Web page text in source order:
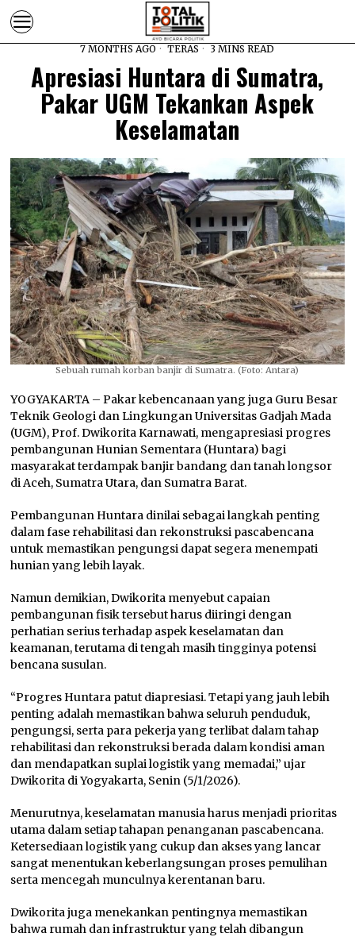
7 MONTHS AGO TERAS 3 MINS READ
Apresiasi Huntara di Sumatra,
Pakar UGM Tekankan Aspek
Keselamatan
Sebuah rumah korban banjir di Sumatra. (Foto: Antara)
YOGYAKARTA – Pakar kebencanaan yang juga Guru Besar
Teknik Geologi dan Lingkungan Universitas Gadjah Mada
(UGM), Prof. Dwikorita Karnawati, mengapresiasi progres
pembangunan Hunian Sementara (Huntara) bagi
masyarakat terdampak banjir bandang dan tanah longsor
di Aceh, Sumatra Utara, dan Sumatra Barat.
Pembangunan Huntara dinilai sebagai langkah penting
dalam fase rehabilitasi dan rekonstruksi pascabencana
untuk memastikan pengungsi dapat segera menempati
hunian yang lebih layak.
Namun demikian, Dwikorita menyebut capaian
pembangunan fisik tersebut harus diiringi dengan
perhatian serius terhadap aspek keselamatan dan
keamanan, terutama di tengah masih tingginya potensi
bencana susulan.
“Progres Huntara patut diapresiasi. Tetapi yang jauh lebih
penting adalah memastikan bahwa seluruh penduduk,
pengungsi, serta para pekerja yang terlibat dalam tahap
rehabilitasi dan rekonstruksi berada dalam kondisi aman
dan mendapatkan suplai logistik yang memadai,” ujar
Dwikorita di Yogyakarta, Senin (5/1/2026).
Menurutnya, keselamatan manusia harus menjadi prioritas
utama dalam setiap tahapan penanganan pascabencana.
Ketersediaan logistik yang cukup dan akses yang lancar
sangat menentukan keberlangsungan proses pemulihan
serta mencegah munculnya kerentanan baru.
Dwikorita juga menekankan pentingnya memastikan
bahwa rumah dan infrastruktur yang telah dibangun